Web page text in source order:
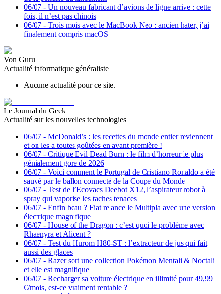
06/07 - Un nouveau fabricant d’avions de ligne arrive : cette
fois, il n’est pas chinois
06/07 - Trois mois avec le MacBook Neo : ancien hater, j’ai
finalement compris macOS
Von Guru
Actualité informatique généraliste
Aucune actualité pour ce site.
Le Journal du Geek
Actualité sur les nouvelles technologies
06/07 - McDonald’s : les recettes du monde entier reviennent
et on les a toutes goûtées en avant première !
06/07 - Critique Evil Dead Burn : le film d’horreur le plus
génialement gore de 2026
06/07 - Voici comment le Portugal de Cristiano Ronaldo a été
sauvé par le ballon connecté de la Coupe du Monde
06/07 - Test de l’Ecovacs Deebot X12, l’aspirateur robot à
spray qui vaporise les taches tenaces
06/07 - Enfin beau ? Fiat relance le Multipla avec une version
électrique magnifique
06/07 - House of the Dragon : c’est quoi le problème avec
Rhaenyra et Alicent ?
06/07 - Test du Hurom H80-ST : l’extracteur de jus qui fait
aussi des glaces
06/07 - Razer sort une collection Pokémon Mentali & Noctali
et elle est magnifique
06/07 - Recharger sa voiture électrique en illimité pour 49,99
€/mois, est-ce vraiment rentable ?